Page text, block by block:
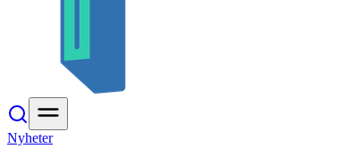
Nyheter